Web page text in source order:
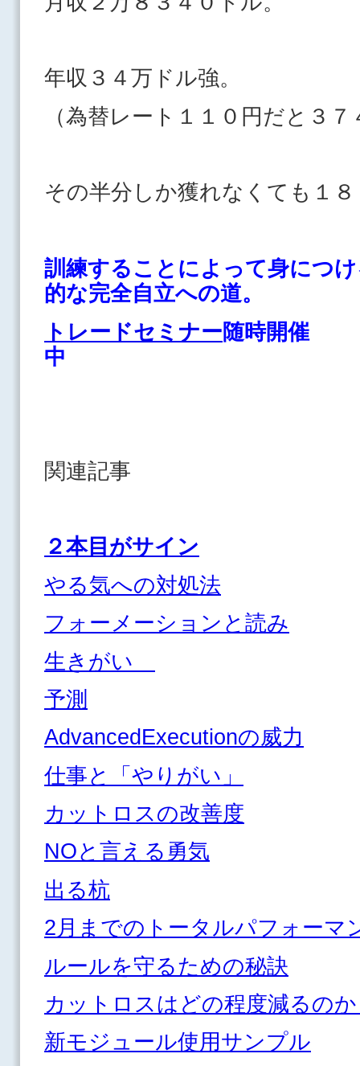
年収３４万ドル強。
（為替レート１１０円だと３
その半分しか獲れなくても１
訓練することによって身につ
的な完全自立への道。
トレードセミナー随時開催
中
関連記事
２本目がサイン
やる気への対処法
フォーメーションと読み
生きがい
予測
AdvancedExecutionの威力
仕事と「やりがい」
カットロスの改善度
NOと言える勇気
出る杭
2月までのトータルパフォーマ
ルールを守るための秘訣
カットロスはどの程度減るの
新モジュール使用サンプル